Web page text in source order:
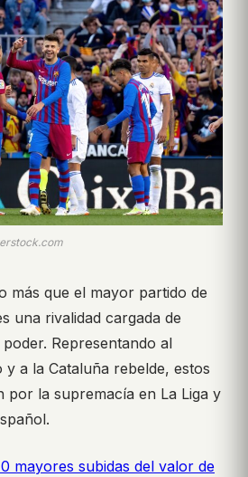
más que el mayor partido de
una rivalidad cargada de
Representando al
a la Cataluña rebelde, estos
por la supremacía en La Liga y
mayores subidas del valor de